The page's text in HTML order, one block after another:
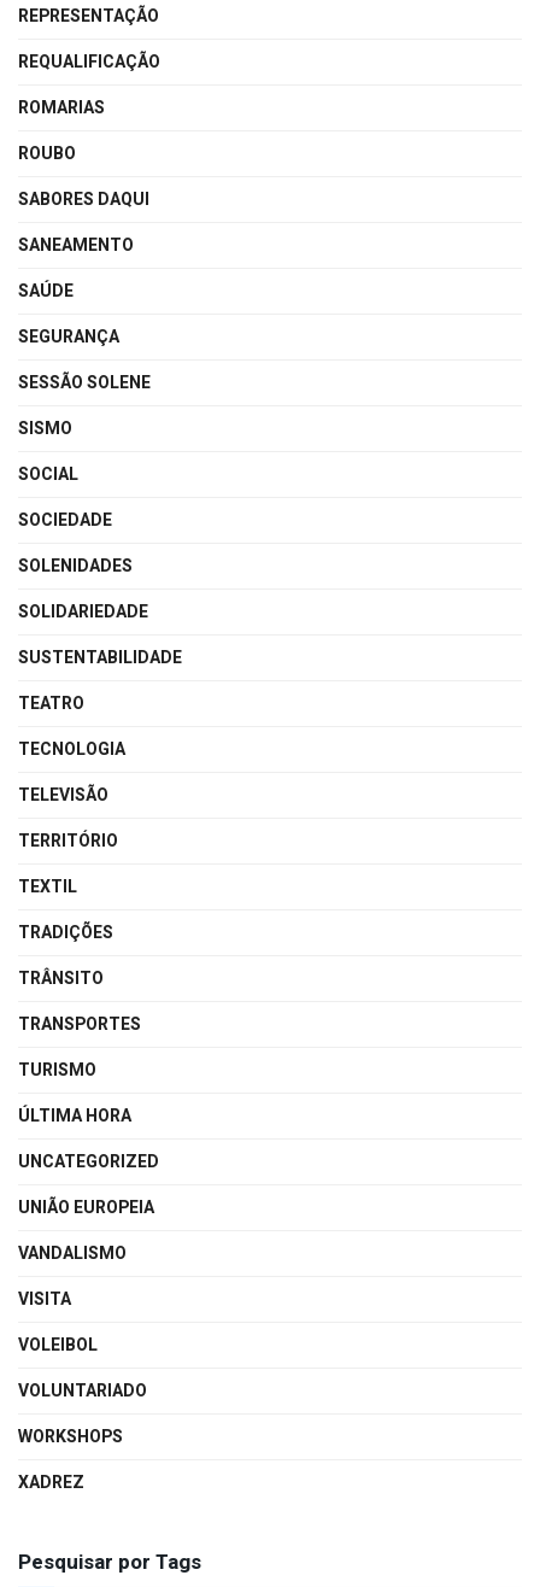
REPRESENTAÇÃO
REQUALIFICAÇÃO
ROMARIAS
ROUBO
SABORES DAQUI
SANEAMENTO
SAÚDE
SEGURANÇA
SESSÃO SOLENE
SISMO
SOCIAL
SOCIEDADE
SOLENIDADES
SOLIDARIEDADE
SUSTENTABILIDADE
TEATRO
TECNOLOGIA
TELEVISÃO
TERRITÓRIO
TEXTIL
TRADIÇÕES
TRÂNSITO
TRANSPORTES
TURISMO
ÚLTIMA HORA
UNCATEGORIZED
UNIÃO EUROPEIA
VANDALISMO
VISITA
VOLEIBOL
VOLUNTARIADO
WORKSHOPS
XADREZ
Pesquisar por Tags